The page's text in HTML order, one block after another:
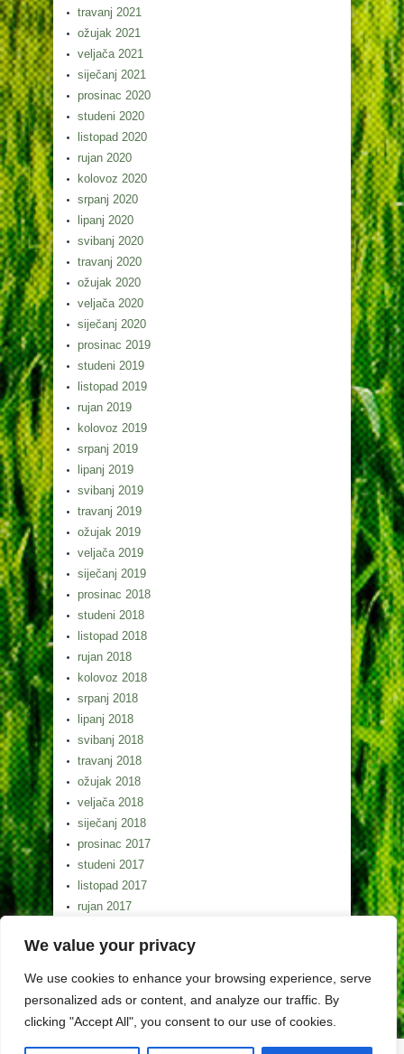
We value your privacy
We use cookies to enhance your browsing experience, serve
personalized ads or content, and analyze our traffic. By
clicking "Accept All", you consent to our use of cookies.
travanj 2021
ožujak 2021
veljača 2021
siječanj 2021
prosinac 2020
studeni 2020
listopad 2020
rujan 2020
kolovoz 2020
srpanj 2020
lipanj 2020
svibanj 2020
travanj 2020
ožujak 2020
veljača 2020
siječanj 2020
prosinac 2019
studeni 2019
listopad 2019
rujan 2019
kolovoz 2019
srpanj 2019
lipanj 2019
svibanj 2019
travanj 2019
ožujak 2019
veljača 2019
siječanj 2019
prosinac 2018
studeni 2018
listopad 2018
rujan 2018
kolovoz 2018
srpanj 2018
lipanj 2018
svibanj 2018
travanj 2018
ožujak 2018
veljača 2018
siječanj 2018
prosinac 2017
studeni 2017
listopad 2017
rujan 2017
srpanj 2017